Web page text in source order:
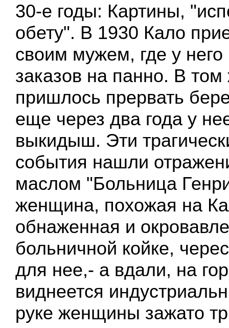
30-е годы: Картины,
обету". В 1930 Кало
своим мужем, где у
заказов на панно. В том
пришлось прервать
еще через два года у
выкидыш. Эти
события нашли
маслом "Больница
женщина, похожая на
обнаженная и
больничной койке,
для нее,- а вдали, на
виднеется
руке женщины зажато